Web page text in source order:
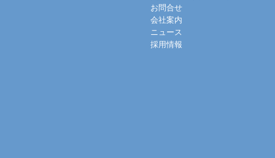
お問合せ
会社案内
ニュース
採用情報